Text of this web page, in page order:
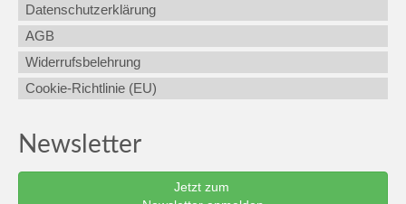
Datenschutzerklärung
AGB
Widerrufsbelehrung
Cookie-Richtlinie (EU)
Newsletter
Jetzt zum